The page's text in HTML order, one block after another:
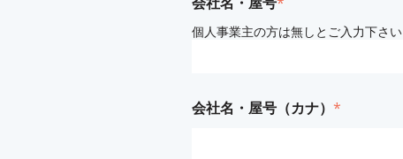
個人事業主の方は無しとご入力下さい
会社名・屋号（カナ） *